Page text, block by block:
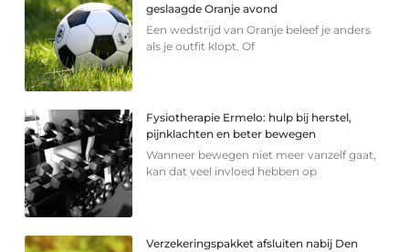
geslaagde Oranje avond
Een wedstrijd van Oranje beleef je anders
als je outfit klopt. Of
Fysiotherapie Ermelo: hulp bij herstel,
pijnklachten en beter bewegen
Wanneer bewegen niet meer vanzelf gaat,
kan dat veel invloed hebben op
Verzekeringspakket afsluiten nabij Den